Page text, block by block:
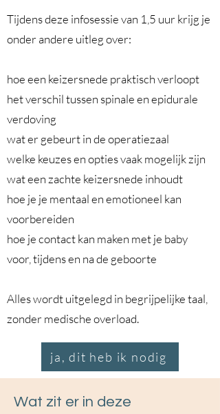
Tijdens deze infosessie van 1,5 uur krijg je
onder andere uitleg over:
hoe een keizersnede praktisch verloopt
het verschil tussen spinale en epidurale
verdoving
wat er gebeurt in de operatiezaal
welke keuzes en opties vaak mogelijk zijn
wat een zachte keizersnede inhoudt
hoe je je mentaal en emotioneel kan
voorbereiden
hoe je contact kan maken met je baby
voor, tijdens en na de geboorte
Alles wordt uitgelegd in begrijpelijke taal,
zonder medische overload.
ja, dit heb ik nodig
Wat zit er in deze